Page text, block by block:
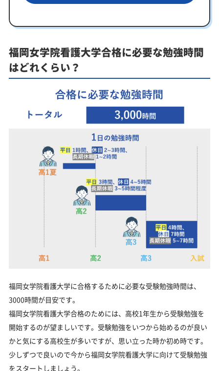
福岡女学院看護大学合格に必要な勉強時間
はどれくらい？
福岡女学院看護大学に合格するために必要な受験勉強時間は、
3000時間が目安です。
福岡女学院看護大学合格のためには、高校1年生から受験勉強を
開始するのが望ましいです。受験勉強をいつから始めるのが良い
かと気にする高校生が多いですが、思い立った時か初め時です。
少しずつで良いので今から福岡女学院看護大学に向けて受験勉強
をスタートしましょう。